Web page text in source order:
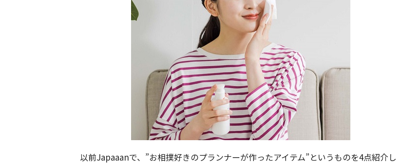
以前Japaaanで、”お相撲好きのプランナーが作ったアイテム”というものを4点紹介し